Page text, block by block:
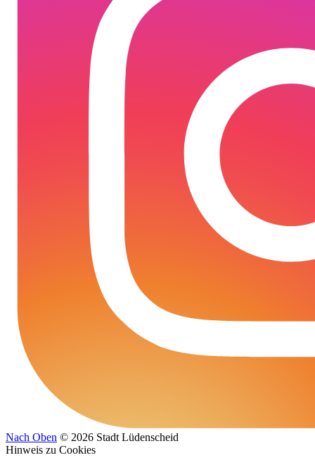
Nach Oben © 2026 Stadt Lüdenscheid
Hinweis zu Cookies